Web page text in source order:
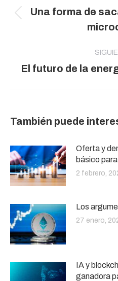
publicaciones
Una forma de
El futuro de la
También puede
Oferta y
básico
2 febrero,
Los
27 enero,
IA y
ganadora